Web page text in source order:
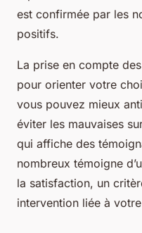
est confirmée par les
positifs.
La prise en compte
pour orienter votre
vous pouvez mieux
éviter les mauvaises
qui affiche des
nombreux témoigne
la satisfaction, un
intervention liée à